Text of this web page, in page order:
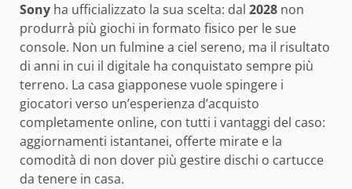
Sony ha ufficializzato la sua scelta: dal 2028 non
produrrà più giochi in formato fisico per le sue
console. Non un fulmine a ciel sereno, ma il risultato
di anni in cui il digitale ha conquistato sempre più
terreno. La casa giapponese vuole spingere i
giocatori verso un’esperienza d’acquisto
completamente online, con tutti i vantaggi del caso:
aggiornamenti istantanei, offerte mirate e la
comodità di non dover più gestire dischi o cartucce
da tenere in casa.